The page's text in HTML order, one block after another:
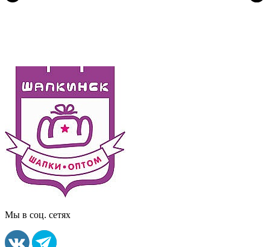
Мы в соц. сетях